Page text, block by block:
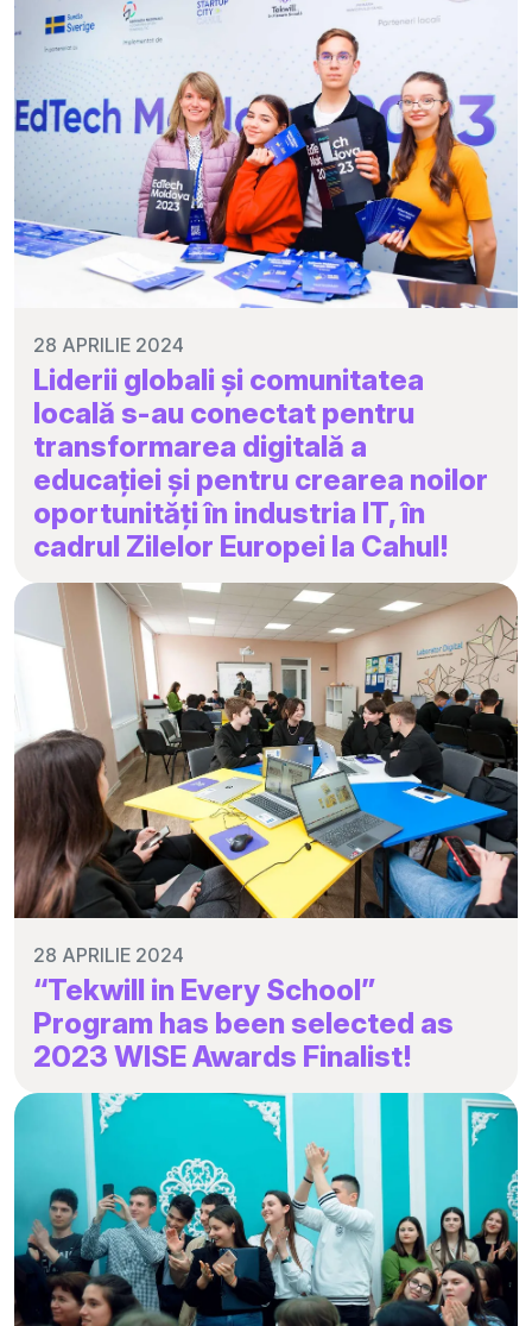
28 APRILIE 2024
Liderii globali și comunitatea
locală s-au conectat pentru
transformarea digitală a
educației și pentru crearea noilor
oportunități în industria IT, în
cadrul Zilelor Europei la Cahul!
28 APRILIE 2024
“Tekwill in Every School”
Program has been selected as
2023 WISE Awards Finalist!